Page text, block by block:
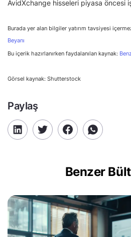
AvidXchange hisseleri piyasa öncesi
Burada yer alan bilgiler yatırım tavsiyesi
Beyanı
Bu içerik hazırlanırken faydalanılan kaynak:
Görsel kaynak: Shutterstock
Paylaş
Benzer